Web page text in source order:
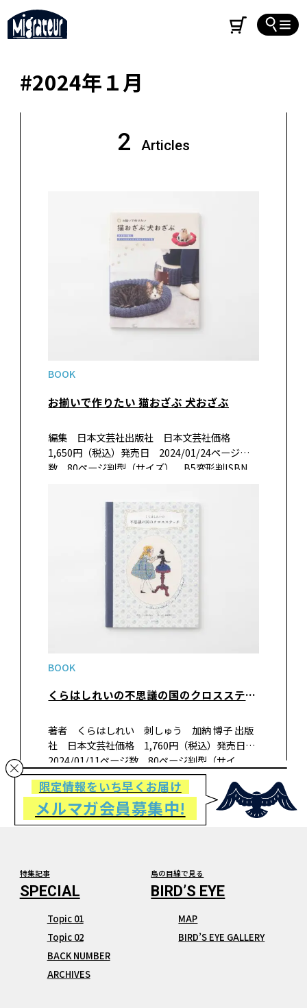
#2024年１月
2 Articles
BOOK
お揃いで作りたい 猫おざぶ 犬おざぶ
編集 日本文芸社出版社 日本文芸社価格
1,650円（税込）発売日 2024/01/24ページ
数 80ページ判型（サイズ） B5変形判ISBN
BOOK
くらはしれいの不思議の国のクロスステッチ
著者 くらはしれい 刺しゅう 加納 博子 出版
社 日本文芸社価格 1,760円（税込）発売日
2024/01/11ページ数 80ページ判型（サイ
ズ） B5変形判ISBN 978-4-537- 22178-7 書
籍紹介大人気イラストレーターのくらはしれ…
限定情報をいち早くお届け
メルマガ会員募集中!
特集記事
Topic 01
Topic 02
BACK NUMBER
ARCHIVES
鳥の目線で見る
MAP
BIRD’S EYE GALLERY